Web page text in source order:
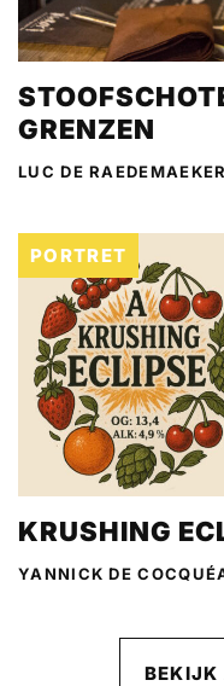
GRENZEN
LUC DE RAEDEMAEKER
PORTRET
KRUSHING
YANNICK DE
BEKIJK